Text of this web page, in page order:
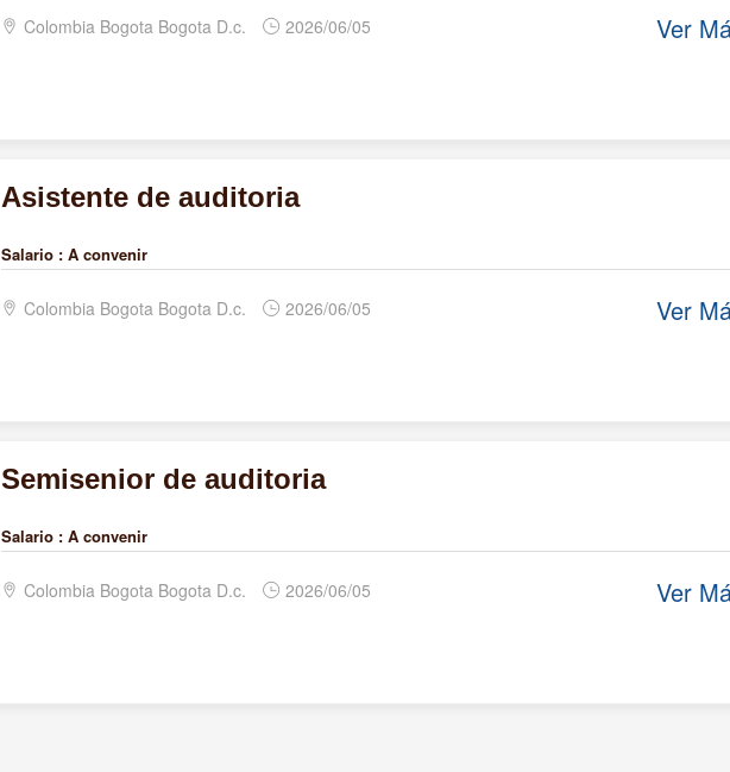
Colombia Bogota Bogota D.c. 2026/06/05 Ver
Asistente de auditoria
Salario : A convenir
Colombia Bogota Bogota D.c. 2026/06/05 Ver
Semisenior de auditoria
Salario : A convenir
Colombia Bogota Bogota D.c. 2026/06/05 Ver